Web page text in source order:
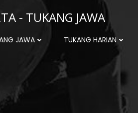
- TUKANG JAWA
JAWA TUKANG HARIAN